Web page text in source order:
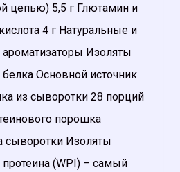
цепью) 5,5 г Глютамин и
4 г Натуральные и
Изоляты
Основной источник
из сыворотки 28 порций
порошка
сыворотки Изоляты
(WPI) – самый